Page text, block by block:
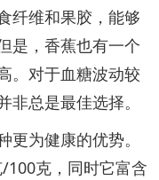
纤维和果胶，能够
是，香蕉也有一个
。对于血糖波动较
总是最佳选择。
为健康的优势。
100克，同时它富含